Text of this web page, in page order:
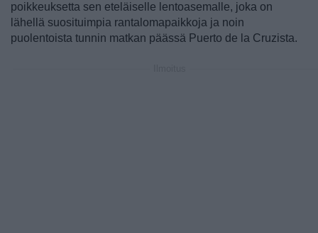
poikkeuksetta sen eteläiselle lentoasemalle, joka on
lähellä suosituimpia rantalomapaikkoja ja noin
puolentoista tunnin matkan päässä Puerto de la Cruzista.